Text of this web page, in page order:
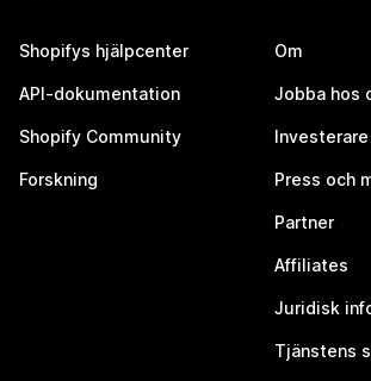
Shopifys hjälpcenter
API-dokumentation
Shopify Community
Forskning
Om
Jobba hos
Investerare
Press och
Partner
Affiliates
Juridisk
Tjänstens